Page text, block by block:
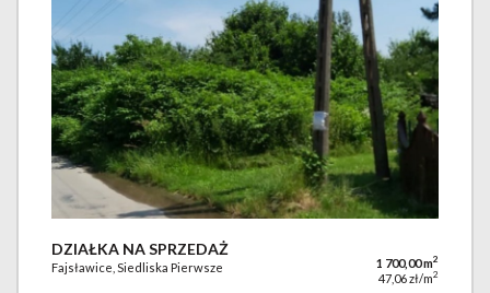
DZIAŁKA NA SPRZEDAŻ
Fajsławice, Siedliska Pierwsze 1 700,00 m2
47,06 zł/m2